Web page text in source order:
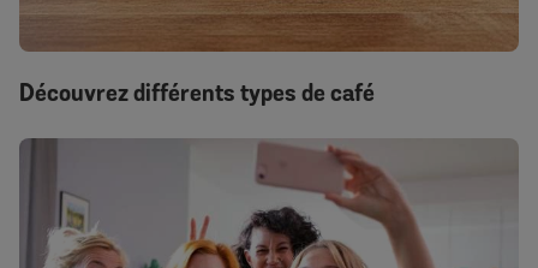
Découvrez différents types de café